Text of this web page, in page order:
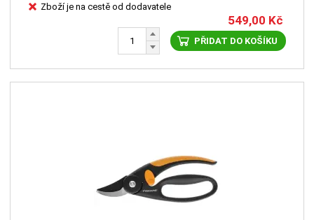
Zboží je na cestě od dodavatele
549,00 Kč
PŘIDAT DO KOŠÍKU